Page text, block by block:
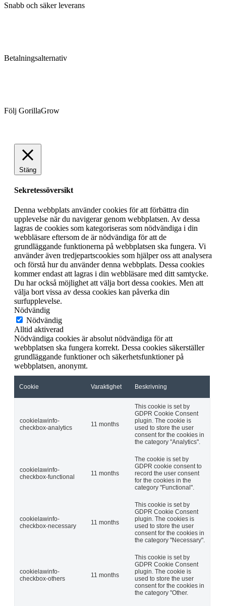
Snabb och säker leverans
Betalningsalternativ
Följ GorillaGrow
Stäng
Sekretessöversikt
Denna webbplats använder cookies för att förbättra din
upplevelse när du navigerar genom webbplatsen. Av dessa
lagras de cookies som kategoriseras som nödvändiga i din
webbläsare eftersom de är nödvändiga för att de
grundläggande funktionerna på webbplatsen ska fungera. Vi
använder även tredjepartscookies som hjälper oss att analysera
och förstå hur du använder denna webbplats. Dessa cookies
kommer endast att lagras i din webbläsare med ditt samtycke.
Du har också möjlighet att välja bort dessa cookies. Men att
välja bort vissa av dessa cookies kan påverka din
surfupplevelse.
Nödvändig
Nödvändig
Alltid aktiverad
Nödvändiga cookies är absolut nödvändiga för att
webbplatsen ska fungera korrekt. Dessa cookies säkerställer
grundläggande funktioner och säkerhetsfunktioner på
webbplatsen, anonymt.
Cookie Varaktighet Beskrivning
cookielawinfo-
checkbox-analytics
11 months
This cookie is set by
GDPR Cookie Consent
plugin. The cookie is
used to store the user
consent for the cookies in
the category "Analytics".
cookielawinfo-
checkbox-functional
11 months
The cookie is set by
GDPR cookie consent to
record the user consent
for the cookies in the
category "Functional".
cookielawinfo-
checkbox-necessary
11 months
This cookie is set by
GDPR Cookie Consent
plugin. The cookies is
used to store the user
consent for the cookies in
the category "Necessary".
cookielawinfo-
checkbox-others
11 months
This cookie is set by
GDPR Cookie Consent
plugin. The cookie is
used to store the user
consent for the cookies in
the category "Other.